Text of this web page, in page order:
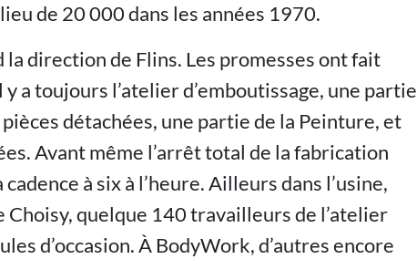
de 20 000 dans les années 1970.
la direction de Flins. Les promesses ont fait
y a toujours l’atelier d’emboutissage, une partie
détachées, une partie de la Peinture, et
Avant même l’arrêt total de la fabrication
à six à l’heure. Ailleurs dans l’usine,
Choisy, quelque 140 travailleurs de l’atelier
d’occasion. À BodyWork, d’autres encore